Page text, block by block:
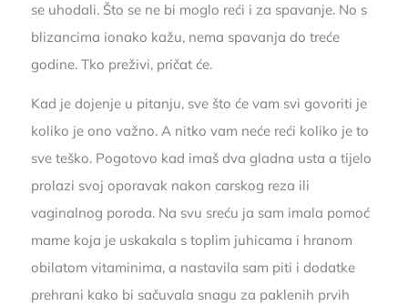
se uhodali. Što se ne bi moglo reći i za spavanje. No s
blizancima ionako kažu, nema spavanja do treće
godine. Tko preživi, pričat će.
Kad je dojenje u pitanju, sve što će vam svi govoriti je
koliko je ono važno. A nitko vam neće reći koliko je to
sve teško. Pogotovo kad imaš dva gladna usta a tijelo
prolazi svoj oporavak nakon carskog reza ili
vaginalnog poroda. Na svu sreću ja sam imala pomoć
mame koja je uskakala s toplim juhicama i hranom
obilatom vitaminima, a nastavila sam piti i dodatke
prehrani kako bi sačuvala snagu za paklenih prvih